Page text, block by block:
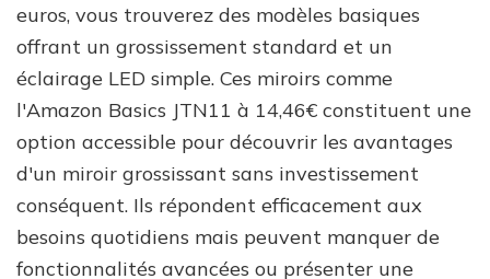
euros, vous trouverez des modèles basiques
offrant un grossissement standard et un
éclairage LED simple. Ces miroirs comme
l'Amazon Basics JTN11 à 14,46€ constituent une
option accessible pour découvrir les avantages
d'un miroir grossissant sans investissement
conséquent. Ils répondent efficacement aux
besoins quotidiens mais peuvent manquer de
fonctionnalités avancées ou présenter une